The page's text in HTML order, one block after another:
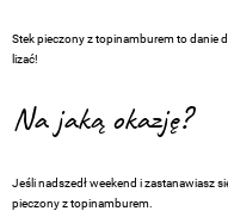
Stek pieczony z topinamburem to danie
lizać!
Na jaką okazję?
Jeśli nadszedł weekend i zastanawiasz
pieczony z topinamburem.